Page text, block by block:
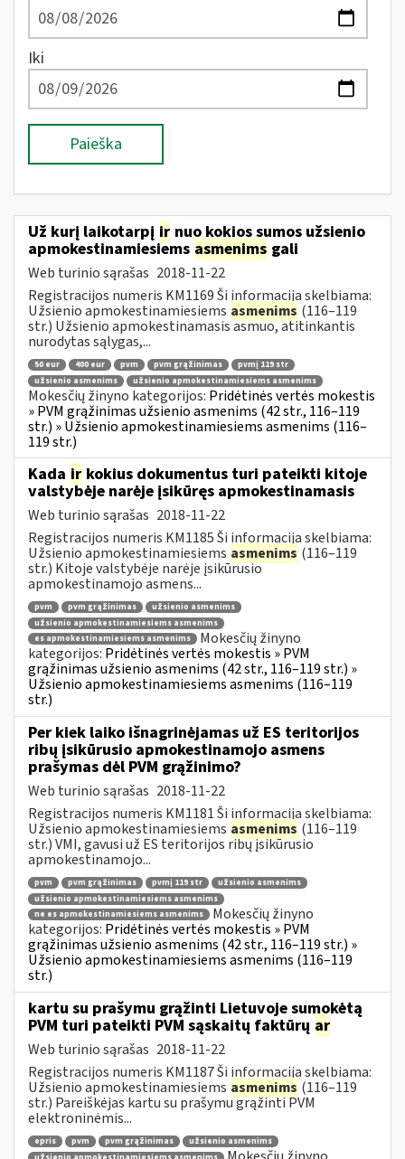
Iki
Paieška
Už kurį laikotarpį ir nuo kokios sumos užsienio
apmokestinamiesiems asmenims gali
Web turinio sąrašas 2018-11-22
Registracijos numeris KM1169 Ši informacija skelbiama:
Užsienio apmokestinamiesiems asmenims (116–119
str.) Užsienio apmokestinamasis asmuo, atitinkantis
nurodytas sąlygas,...
50 eur 400 eur pvm pvm grąžinimas
pvmį 119 str
užsienio asmenims
užsienio apmokestinamiesiems asmenims
Mokesčių žinyno kategorijos: Pridėtinės vertės mokestis
» PVM grąžinimas užsienio asmenims (42 str., 116–119
str.) » Užsienio apmokestinamiesiems asmenims (116–
119 str.)
Kada ir kokius dokumentus turi pateikti kitoje
valstybėje narėje įsikūręs apmokestinamasis
Web turinio sąrašas 2018-11-22
Registracijos numeris KM1185 Ši informacija skelbiama:
Užsienio apmokestinamiesiems asmenims (116–119
str.) Kitoje valstybėje narėje įsikūrusio
apmokestinamojo asmens...
pvm pvm grąžinimas
užsienio asmenims
užsienio apmokestinamiesiems asmenims
es apmokestinamiesiems asmenims
Mokesčių žinyno
kategorijos: Pridėtinės vertės mokestis » PVM
grąžinimas užsienio asmenims (42 str., 116–119 str.) »
Užsienio apmokestinamiesiems asmenims (116–119
str.)
Per kiek laiko išnagrinėjamas už ES teritorijos
ribų įsikūrusio apmokestinamojo asmens
prašymas dėl PVM grąžinimo?
Web turinio sąrašas 2018-11-22
Registracijos numeris KM1181 Ši informacija skelbiama:
Užsienio apmokestinamiesiems asmenims (116–119
str.) VMI, gavusi už ES teritorijos ribų įsikūrusio
apmokestinamojo...
pvm pvm grąžinimas pvmį 119 str
užsienio asmenims
užsienio apmokestinamiesiems asmenims
ne es apmokestinamiesiems asmenims
Mokesčių žinyno
kategorijos: Pridėtinės vertės mokestis » PVM
grąžinimas užsienio asmenims (42 str., 116–119 str.) »
Užsienio apmokestinamiesiems asmenims (116–119
str.)
kartu su prašymu grąžinti Lietuvoje sumokėtą
PVM turi pateikti PVM sąskaitų faktūrų ar
Web turinio sąrašas 2018-11-22
Registracijos numeris KM1187 Ši informacija skelbiama:
Užsienio apmokestinamiesiems asmenims (116–119
str.) Pareiškėjas kartu su prašymu grąžinti PVM
elektroninėmis...
epris pvm pvm grąžinimas
užsienio asmenims